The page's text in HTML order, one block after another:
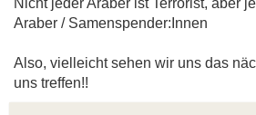
Nicht jeder Araber ist Terrorist, aber
Araber / Samenspender:Innen
Also, vielleicht sehen wir uns das
uns treffen!!